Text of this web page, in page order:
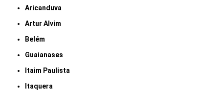
Aricanduva
Artur Alvim
Belém
Guaianases
Itaim Paulista
Itaquera